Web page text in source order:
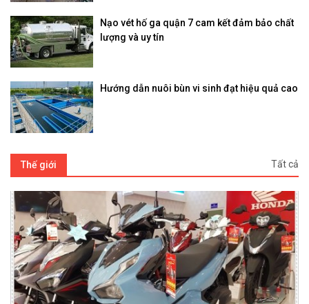
Nạo vét hố ga quận 7 cam kết đảm bảo chất
lượng và uy tín
Hướng dẫn nuôi bùn vi sinh đạt hiệu quả cao
Thế giới Tất cả